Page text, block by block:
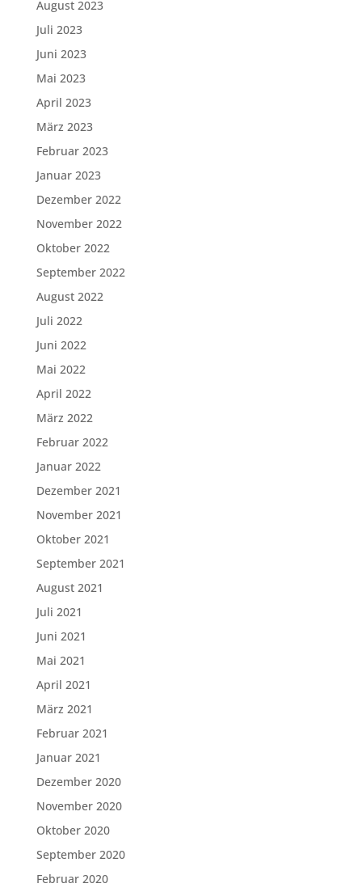
August 2023
Juli 2023
Juni 2023
Mai 2023
April 2023
März 2023
Februar 2023
Januar 2023
Dezember 2022
November 2022
Oktober 2022
September 2022
August 2022
Juli 2022
Juni 2022
Mai 2022
April 2022
März 2022
Februar 2022
Januar 2022
Dezember 2021
November 2021
Oktober 2021
September 2021
August 2021
Juli 2021
Juni 2021
Mai 2021
April 2021
März 2021
Februar 2021
Januar 2021
Dezember 2020
November 2020
Oktober 2020
September 2020
Februar 2020